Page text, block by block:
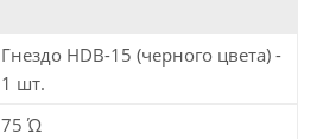
Гнездо HDB-15 (черного цвета) -
1 шт.
75 Ώ